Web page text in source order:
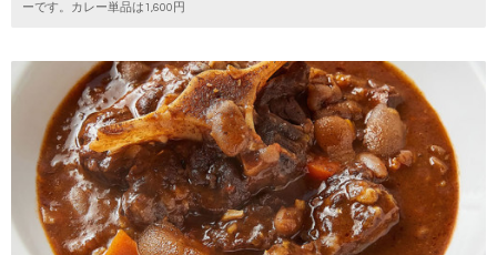
ーです。カレー単品は1,600円